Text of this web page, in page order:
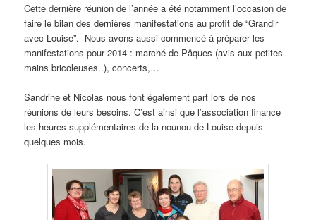
Cette dernière réunion de l’année a été notamment l’occasion de
faire le bilan des dernières manifestations au profit de “Grandir
avec Louise”. Nous avons aussi commencé à préparer les
manifestations pour 2014 : marché de Pâques (avis aux petites
mains bricoleuses..), concerts,…
Sandrine et Nicolas nous font également part lors de nos
réunions de leurs besoins. C’est ainsi que l’association finance
les heures supplémentaires de la nounou de Louise depuis
quelques mois.